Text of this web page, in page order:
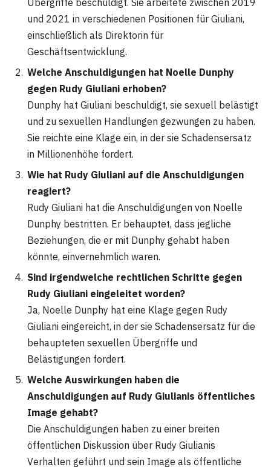
Übergriffe beschuldigt. Sie arbeitete zwischen 2019
und 2021 in verschiedenen Positionen für Giuliani,
einschließlich als Direktorin für
Geschäftsentwicklung.
Welche Anschuldigungen hat Noelle Dunphy
gegen Rudy Giuliani erhoben?
Dunphy hat Giuliani beschuldigt, sie sexuell belästigt
und zu sexuellen Handlungen gezwungen zu haben.
Sie reichte eine Klage ein, in der sie Schadensersatz
in Millionenhöhe fordert.
Wie hat Rudy Giuliani auf die Anschuldigungen
reagiert?
Rudy Giuliani hat die Anschuldigungen von Noelle
Dunphy bestritten. Er behauptet, dass jegliche
Beziehungen, die er mit Dunphy gehabt haben
könnte, einvernehmlich waren.
Sind irgendwelche rechtlichen Schritte gegen
Rudy Giuliani eingeleitet worden?
Ja, Noelle Dunphy hat eine Klage gegen Rudy
Giuliani eingereicht, in der sie Schadensersatz für die
behaupteten sexuellen Übergriffe und
Belästigungen fordert.
Welche Auswirkungen haben die
Anschuldigungen auf Rudy Giulianis öffentliches
Image gehabt?
Die Anschuldigungen haben zu einer breiten
öffentlichen Diskussion über Rudy Giulianis
Verhalten geführt und sein Image als öffentliche